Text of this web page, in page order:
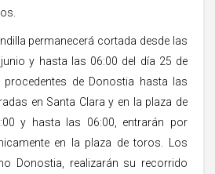
permanecerá cortada desde las
y hasta las 06:00 del día 25 de
de Donostia hasta las
en Santa Clara y en la plaza de
y hasta las 06:00, entrarán por
en la plaza de toros. Los
Donostia, realizarán su recorrido